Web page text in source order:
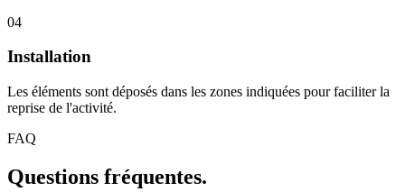
04
Installation
Les éléments sont déposés dans les zones indiquées pour faciliter la
reprise de l'activité.
FAQ
Questions fréquentes.